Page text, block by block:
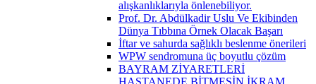
alışkanlıklarıyla önlenebiliyor.
Prof. Dr. Abdülkadir Uslu Ve Ekibinden
Dünya Tıbbına Örnek Olacak Başarı
İftar ve sahurda sağlıklı beslenme önerileri
WPW sendromuna üç boyutlu çözüm
BAYRAM ZİYARETLERİ
HASTANEDE BİTMESİN İKRAM